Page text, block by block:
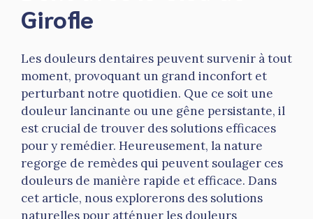
Girofle
Les douleurs dentaires peuvent survenir à tout
moment, provoquant un grand inconfort et
perturbant notre quotidien. Que ce soit une
douleur lancinante ou une gêne persistante, il
est crucial de trouver des solutions efficaces
pour y remédier. Heureusement, la nature
regorge de remèdes qui peuvent soulager ces
douleurs de manière rapide et efficace. Dans
cet article, nous explorerons des solutions
naturelles pour atténuer les douleurs